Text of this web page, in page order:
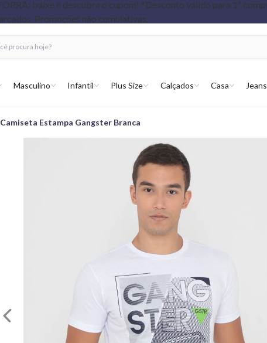
Masculino Infantil Plus Size Calçados Casa Jeans
Camiseta Estampa Gangster Branca